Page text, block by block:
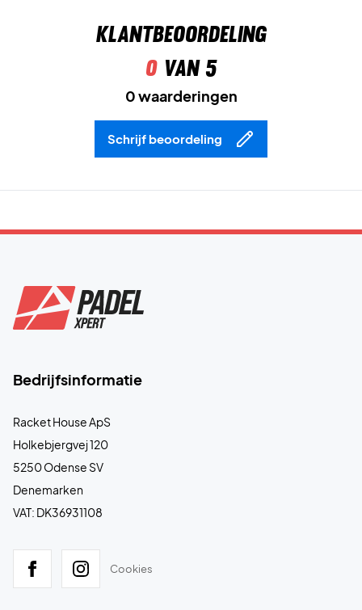
Klantbeoordeling
0van 5
0 waarderingen
Schrijf beoordeling
Bedrijfsinformatie
Racket House ApS
Holkebjergvej 120
5250 Odense SV
Denemarken
VAT: DK36931108
Cookies